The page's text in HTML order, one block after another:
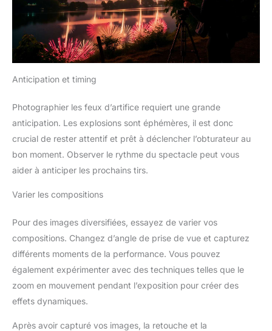
Anticipation et timing
Photographier les feux d’artifice requiert une grande
anticipation. Les explosions sont éphémères, il est donc
crucial de rester attentif et prêt à déclencher l’obturateur au
bon moment. Observer le rythme du spectacle peut vous
aider à anticiper les prochains tirs.
Varier les compositions
Pour des images diversifiées, essayez de varier vos
compositions. Changez d’angle de prise de vue et capturez
différents moments de la performance. Vous pouvez
également expérimenter avec des techniques telles que le
zoom en mouvement pendant l’exposition pour créer des
effets dynamiques.
Après avoir capturé vos images, la retouche et la